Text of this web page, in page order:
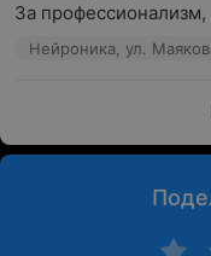
За профессионализм,
Нейроника, ул.